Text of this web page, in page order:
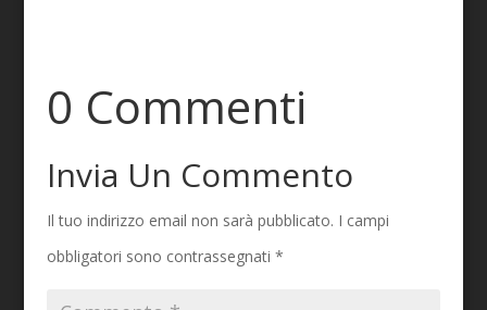
0 Commenti
Invia Un Commento
Il tuo indirizzo email non sarà pubblicato. I campi
obbligatori sono contrassegnati *